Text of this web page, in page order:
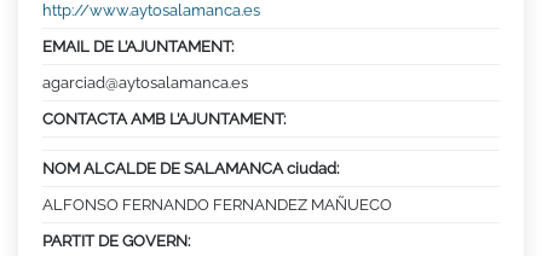
http://www.aytosalamanca.es
EMAIL DE L’AJUNTAMENT:
agarciad@aytosalamanca.es
CONTACTA AMB L’AJUNTAMENT:
NOM ALCALDE DE SALAMANCA ciudad:
ALFONSO FERNANDO FERNANDEZ MAÑUECO
PARTIT DE GOVERN: